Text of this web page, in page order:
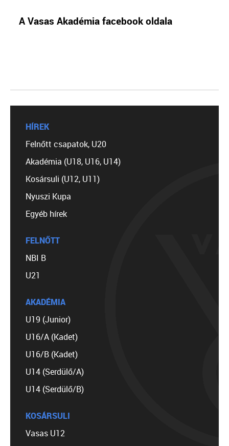
A Vasas Akadémia facebook oldala
HÍREK
Felnőtt csapatok, U20
Akadémia (U18, U16, U14)
Kosársuli (U12, U11)
Nyuszi Kupa
Egyéb hírek
FELNŐTT
NBI B
U21
AKADÉMIA
U19 (Junior)
U16/A (Kadet)
U16/B (Kadet)
U14 (Serdülő/A)
U14 (Serdülő/B)
KOSÁRSULI
Vasas U12